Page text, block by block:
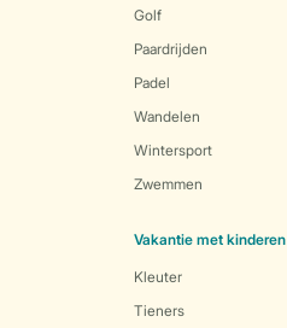
Golf
Paardrijden
Padel
Wandelen
Wintersport
Zwemmen
Vakantie met kinderen
Kleuter
Tieners